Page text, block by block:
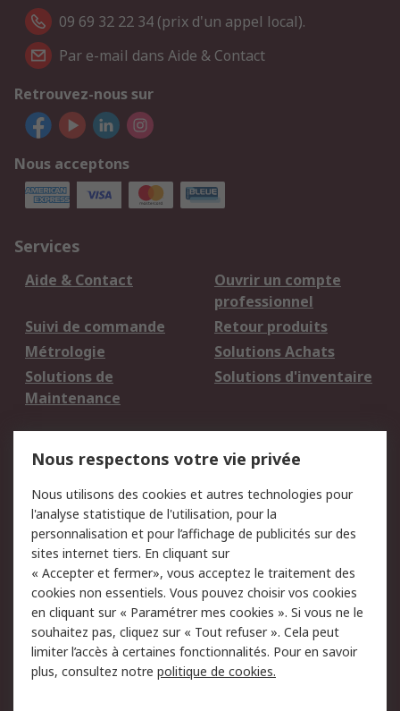
09 69 32 22 34 (prix d'un appel local).
Par e-mail dans Aide & Contact
Retrouvez-nous sur
Nous acceptons
Services
Aide & Contact
Ouvrir un compte
professionnel
Suivi de commande
Retour produits
Métrologie
Solutions Achats
Solutions de
Maintenance
Solutions d'inventaire
du site
Politique de protection
des données - Mise à
jour
Sécurité des E-mails
Conditions générales
de vente
Politique anti-
corruption
Campagnes marketing
A propos de RS
Nous respectons votre vie privée
Nous utilisons des cookies et autres technologies pour
l'analyse statistique de l'utilisation, pour la
personnalisation et pour l’affichage de publicités sur des
sites internet tiers. En cliquant sur
« Accepter et fermer», vous acceptez le traitement des
cookies non essentiels. Vous pouvez choisir vos cookies
en cliquant sur « Paramétrer mes cookies ». Si vous ne le
souhaitez pas, cliquez sur « Tout refuser ». Cela peut
limiter l’accès à certaines fonctionnalités. Pour en savoir
plus, consultez notre politique de cookies.